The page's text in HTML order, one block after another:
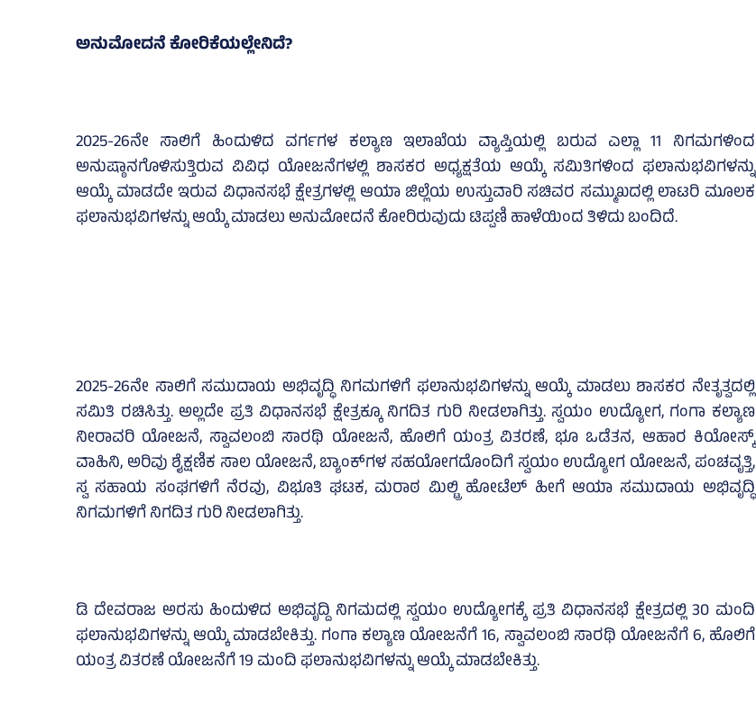
ಅನುಮೋದನೆ ಕೋರಿಕೆಯಲ್ಲೇನಿದೆ?
2025-26ನೇ ಸಾಲಿಗೆ ಹಿಂದುಳಿದ ವರ್ಗಗಳ ಕಲ್ಯಾಣ ಇಲಾಖೆಯ ವ್ಯಾಪ್ತಿಯಲ್ಲಿ ಬರುವ ಎಲ್ಲಾ 11 ನಿಗಮಗಳಿಂದ
ಅನುಷ್ಠಾನಗೊಳಿಸುತ್ತಿರುವ ವಿವಿಧ ಯೋಜನೆಗಳಲ್ಲಿ ಶಾಸಕರ ಅಧ್ಯಕ್ಷತೆಯ ಆಯ್ಕೆ ಸಮಿತಿಗಳಿಂದ ಫಲಾನುಭವಿಗಳನ್ನು
ಆಯ್ಕೆ ಮಾಡದೇ ಇರುವ ವಿಧಾನಸಭೆ ಕ್ಷೇತ್ರಗಳಲ್ಲಿ ಆಯಾ ಜಿಲ್ಲೆಯ ಉಸ್ತುವಾರಿ ಸಚಿವರ ಸಮ್ಮುಖದಲ್ಲಿ ಲಾಟರಿ ಮೂಲಕ
ಫಲಾನುಭವಿಗಳನ್ನು ಆಯ್ಕೆ ಮಾಡಲು ಅನುಮೋದನೆ ಕೋರಿರುವುದು ಟಿಪ್ಪಣಿ ಹಾಳೆಯಿಂದ ತಿಳಿದು ಬಂದಿದೆ.
2025-26ನೇ ಸಾಲಿಗೆ ಸಮುದಾಯ ಅಭಿವೃದ್ಧಿ ನಿಗಮಗಳಿಗೆ ಫಲಾನುಭವಿಗಳನ್ನು ಆಯ್ಕೆ ಮಾಡಲು ಶಾಸಕರ ನೇತೃತ್ವದಲ್ಲಿ
ಸಮಿತಿ ರಚಿಸಿತ್ತು. ಅಲ್ಲದೇ ಪ್ರತಿ ವಿಧಾನಸಭೆ ಕ್ಷೇತ್ರಕ್ಕೂ ನಿಗದಿತ ಗುರಿ ನೀಡಲಾಗಿತ್ತು. ಸ್ವಯಂ ಉದ್ಯೋಗ, ಗಂಗಾ ಕಲ್ಯಾಣ
ನೀರಾವರಿ ಯೋಜನೆ, ಸ್ವಾವಲಂಬಿ ಸಾರಥಿ ಯೋಜನೆ, ಹೊಲಿಗೆ ಯಂತ್ರ ವಿತರಣೆ, ಭೂ ಒಡೆತನ, ಆಹಾರ ಕಿಯೋಸ್ಕ್
ವಾಹಿನಿ, ಅರಿವು ಶೈಕ್ಷಣಿಕ ಸಾಲ ಯೋಜನೆ, ಬ್ಯಾಂಕ್‌ಗಳ ಸಹಯೋಗದೊಂದಿಗೆ ಸ್ವಯಂ ಉದ್ಯೋಗ ಯೋಜನೆ, ಪಂಚವೃತ್ತಿ,
ಸ್ವ ಸಹಾಯ ಸಂಘಗಳಿಗೆ ನೆರವು, ವಿಭೂತಿ ಘಟಕ, ಮರಾಠ ಮಿಲ್ಟ್ರಿ ಹೋಟೆಲ್‌ ಹೀಗೆ ಆಯಾ ಸಮುದಾಯ ಅಭಿವೃದ್ಧಿ
ನಿಗಮಗಳಿಗೆ ನಿಗದಿತ ಗುರಿ ನೀಡಲಾಗಿತ್ತು.
ಡಿ ದೇವರಾಜ ಅರಸು ಹಿಂದುಳಿದ ಅಭಿವೃದ್ದಿ ನಿಗಮದಲ್ಲಿ ಸ್ವಯಂ ಉದ್ಯೋಗಕ್ಕೆ ಪ್ರತಿ ವಿಧಾನಸಭೆ ಕ್ಷೇತ್ರದಲ್ಲಿ 30 ಮಂದಿ
ಫಲಾನುಭವಿಗಳನ್ನು ಆಯ್ಕೆ ಮಾಡಬೇಕಿತ್ತು. ಗಂಗಾ ಕಲ್ಯಾಣ ಯೋಜನೆಗೆ 16, ಸ್ವಾವಲಂಬಿ ಸಾರಥಿ ಯೋಜನೆಗೆ 6, ಹೊಲಿಗೆ
ಯಂತ್ರ ವಿತರಣೆ ಯೋಜನೆಗೆ 19 ಮಂದಿ ಫಲಾನುಭವಿಗಳನ್ನು ಆಯ್ಕೆ ಮಾಡಬೇಕಿತ್ತು.